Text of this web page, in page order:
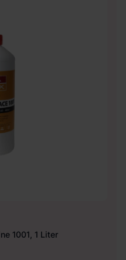
1001, 1 Liter